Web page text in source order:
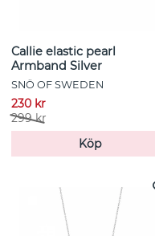
Callie elastic pearl
Armband Silver
SNÖ OF SWEDEN
230 kr
299 kr
Köp